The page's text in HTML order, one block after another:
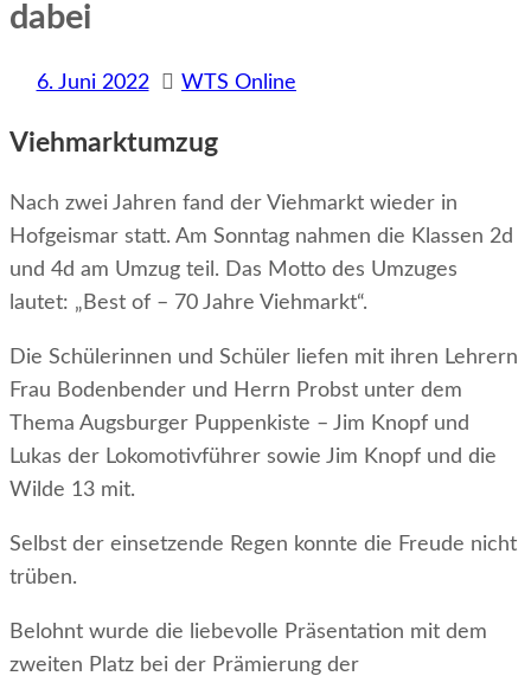
dabei
6. Juni 2022 WTS Online
Viehmarktumzug
Nach zwei Jahren fand der Viehmarkt wieder in
Hofgeismar statt. Am Sonntag nahmen die Klassen 2d
und 4d am Umzug teil. Das Motto des Umzuges
lautet: „Best of – 70 Jahre Viehmarkt“.
Die Schülerinnen und Schüler liefen mit ihren Lehrern
Frau Bodenbender und Herrn Probst unter dem
Thema Augsburger Puppenkiste – Jim Knopf und
Lukas der Lokomotivführer sowie Jim Knopf und die
Wilde 13 mit.
Selbst der einsetzende Regen konnte die Freude nicht
trüben.
Belohnt wurde die liebevolle Präsentation mit dem
zweiten Platz bei der Prämierung der